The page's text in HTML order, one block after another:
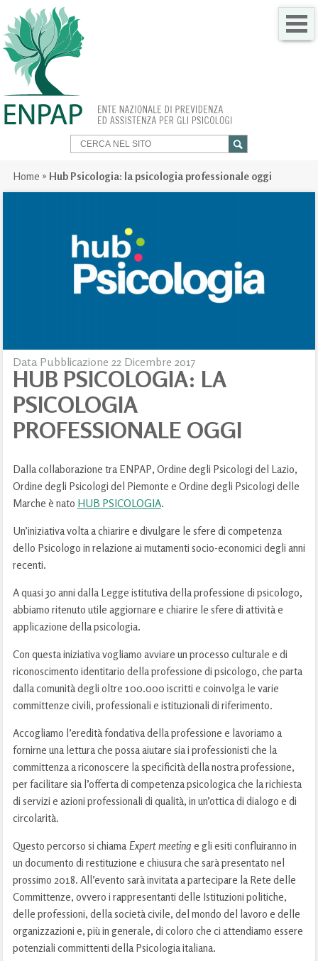
SERVIZI PER TE
TRASPARENZA
CONTATTI
Home » Hub Psicologia: la psicologia professionale oggi
Data Pubblicazione 22 Dicembre 2017
HUB PSICOLOGIA: LA
PSICOLOGIA
PROFESSIONALE OGGI
Dalla collaborazione tra ENPAP, Ordine degli Psicologi del Lazio,
Ordine degli Psicologi del Piemonte e Ordine degli Psicologi delle
Marche è nato HUB PSICOLOGIA.
Un’iniziativa volta a chiarire e divulgare le sfere di competenza
dello Psicologo in relazione ai mutamenti socio-economici degli anni
recenti.
A quasi 30 anni dalla Legge istitutiva della professione di psicologo,
abbiamo ritenuto utile aggiornare e chiarire le sfere di attività e
applicazione della psicologia.
Con questa iniziativa vogliamo avviare un processo culturale e di
riconoscimento identitario della professione di psicologo, che parta
dalla comunità degli oltre 100.000 iscritti e coinvolga le varie
committenze civili, professionali e istituzionali di riferimento.
Accogliamo l’eredità fondativa della professione e lavoriamo a
fornirne una lettura che possa aiutare sia i professionisti che la
committenza a riconoscere la specificità della nostra professione,
per facilitare sia l’offerta di competenza psicologica che la richiesta
di servizi e azioni professionali di qualità, in un’ottica di dialogo e di
circolarità.
Questo percorso si chiamaExpert meeting e gli esiti confluiranno in
un documento di restituzione e chiusura che sarà presentato nel
prossimo 2018. All’evento sarà invitata a partecipare la Rete delle
Committenze, ovvero i rappresentanti delle Istituzioni politiche,
delle professioni, della società civile, del mondo del lavoro e delle
organizzazioni e, più in generale, di coloro che ci attendiamo essere
potenziali committenti della Psicologia italiana.